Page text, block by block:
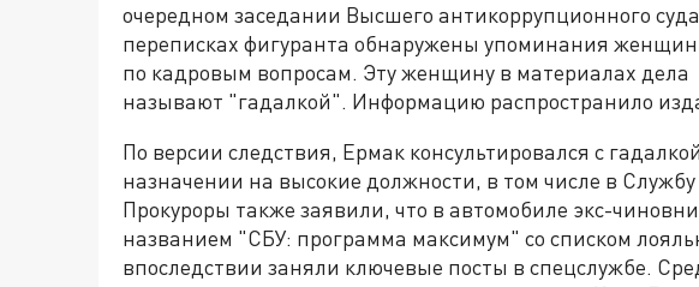
очередном заседании Высшего антикоррупционного
переписках фигуранта обнаружены упоминания
по кадровым вопросам. Эту женщину в материалах дела
называют "гадалкой". Информацию распространило
По версии следствия, Ермак консультировался с
назначении на высокие должности, в том числе в
Прокуроры также заявили, что в автомобиле экс-
названием "СБУ: программа максимум" со списком
впоследствии заняли ключевые посты в спецслужбе.